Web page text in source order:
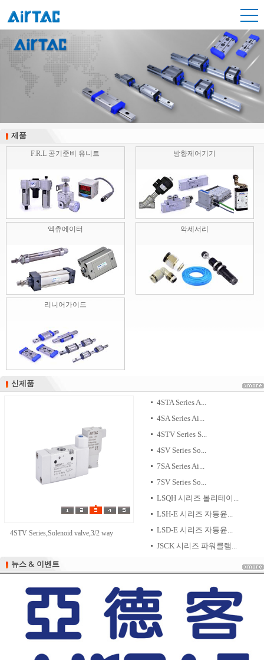
제품
제품
F.R.L 공기준비 유니트 방향제어기기
엑츄에이터 악세서리
리니어가이드
신제품
신제품
4STV Series,Solenoid valve,3/2 way
4STA Series A...
4SA Series Ai...
4STV Series S...
4SV Series So...
7SA Series Ai...
7SV Series So...
LSQH 시리즈 볼리테이...
LSH-E 시리즈 자동윤...
LSD-E 시리즈 자동윤...
JSCK 시리즈 파워클램...
뉴스 & 이벤트
뉴스 & 이벤트